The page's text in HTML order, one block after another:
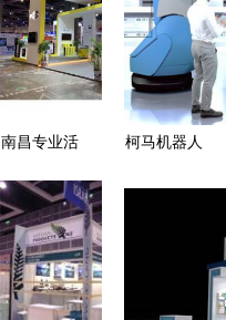
南昌专业活
览展示服务
打造卓越的
品牌呈现体
验
柯马机器人